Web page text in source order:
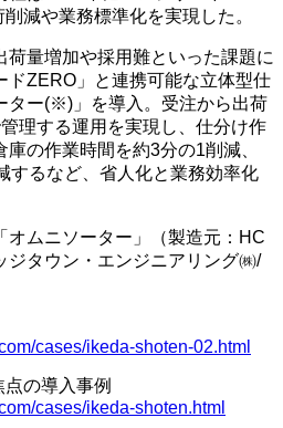
減や業務標準化を実現した。
荷量増加や採用難といった課題に
ドZERO」と連携可能な立体型仕
ター(※)」を導入。受注から出荷
理する運用を実現し、仕分け作
の作業時間を約3分の1削減、
するなど、省人化と業務効率化
ムニソーター」（製造元：HC
ジタウン・エンジニアリング㈱/
cases/ikeda-shoten-02.html
の導入事例
cases/ikeda-shoten.html